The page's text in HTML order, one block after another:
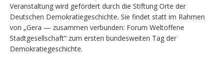
Veranstaltung wird gefördert durch die Stiftung Orte der
Deutschen Demokratiegeschichte. Sie findet statt im Rahmen
von „Gera — zusammen verbunden: Forum Weltoffene
Stadtgesellschaft“ zum ersten bundesweiten Tag der
Demokratiegeschichte.